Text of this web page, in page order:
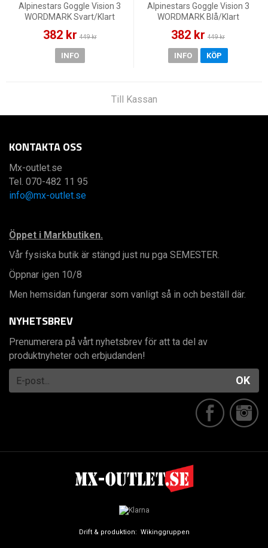
Alpinestars Goggle Vision 3
WORDMARK Svart/Klart
382 kr 449 kr
INFO
Alpinestars Goggle Vision 3
WORDMARK Blå/Klart
382 kr 449 kr
INFO KÖP
Till Kassan
KONTAKTA OSS
Mx-outlet.se
Tel. 070-482 11 95
info@mx-outlet.se
Öppet i Markbutiken.
Vår fysiska butik är stängd just nu pga SEMESTER.
Öppnar igen 10/8
Men hemsidan fungerar som vanligt så in och beställ där.
NYHETSBREV
Prenumerera på vårt nyhetsbrev för att ta del av
produktnyheter och erbjudanden!
OK
Drift & produktion: Wikinggruppen